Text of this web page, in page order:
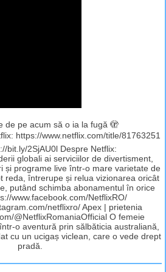
de pe acum să o ia la fugă 🫣
https://www.netflix.com/title/81763251
bit.ly/2SjAU0l Despre Netflix:
globali ai serviciilor de divertisment,
și programe live într-o mare varietate de
reda, întrerupe și relua vizionarea oricât
putând schimba abonamentul în orice
www.facebook.com/NetflixRO/
netflixro/ Apex | prietenia
@NetflixRomaniaOfficial O femeie
aventură prin sălbăticia australiană,
cu un ucigaș viclean, care o vede drept
pradă.